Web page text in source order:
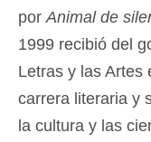
por Animal de
1999 recibió del
Letras y las Artes
carrera literaria y
la cultura y las